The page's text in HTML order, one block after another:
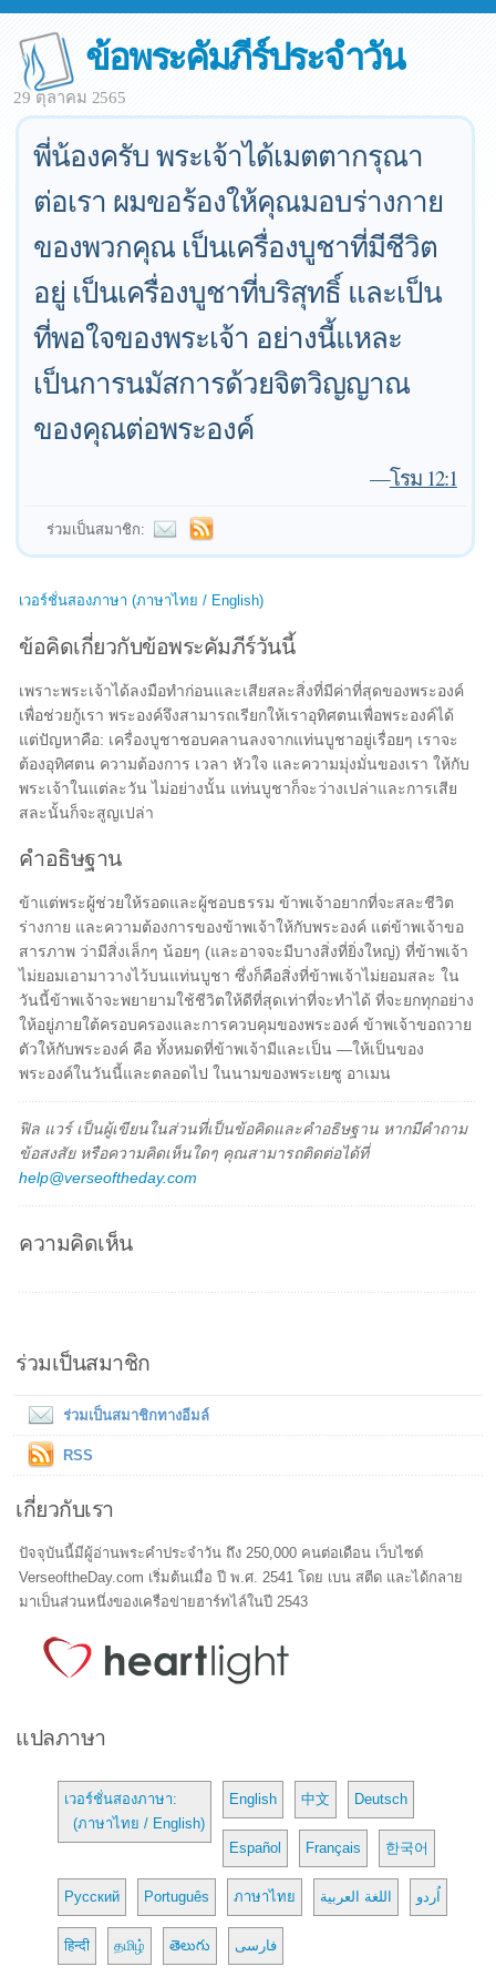
ข้อพระคัมภีร์ประจำวัน
29 ตุลาคม 2565
พี่น้องครับ พระเจ้าได้เมตตากรุณา
ต่อเรา ผมขอร้องให้คุณมอบร่างกาย
ของพวกคุณ เป็นเครื่องบูชาที่มีชีวิต
อยู่ เป็นเครื่องบูชาที่บริสุทธิ์ และเป็น
ที่พอใจของพระเจ้า อย่างนี้แหละ
เป็นการนมัสการด้วยจิตวิญญาณ
ของคุณต่อพระองค์
—โรม 12:1
ร่วมเป็นสมาชิก:
เวอร์ชั่นสองภาษา (ภาษาไทย / English)
ข้อคิดเกี่ยวกับข้อพระคัมภีร์วันนี้
เพราะพระเจ้าได้ลงมือทำก่อนและเสียสละสิ่งที่มีค่าที่สุดของพระองค์
เพื่อช่วยกู้เรา พระองค์จึงสามารถเรียกให้เราอุทิศตนเพื่อพระองค์ได้
แต่ปัญหาคือ: เครื่องบูชาชอบคลานลงจากแท่นบูชาอยู่เรื่อยๆ เราจะ
ต้องอุทิศตน ความต้องการ เวลา หัวใจ และความมุ่งมั่นของเรา ให้กับ
พระเจ้าในแต่ละวัน ไม่อย่างนั้น แท่นบูชาก็จะว่างเปล่าและการเสีย
สละนั้นก็จะสูญเปล่า
คำอธิษฐาน
ข้าแต่พระผู้ช่วยให้รอดและผู้ชอบธรรม ข้าพเจ้าอยากที่จะสละชีวิต
ร่างกาย และความต้องการของข้าพเจ้าให้กับพระองค์ แต่ข้าพเจ้าขอ
สารภาพ ว่ามีสิ่งเล็กๆ น้อยๆ (และอาจจะมีบางสิ่งที่ยิ่งใหญ่) ที่ข้าพเจ้า
ไม่ยอมเอามาวางไว้บนแท่นบูชา ซึ่งก็คือสิ่งที่ข้าพเจ้าไม่ยอมสละ ใน
วันนี้ข้าพเจ้าจะพยายามใช้ชีวิตให้ดีที่สุดเท่าที่จะทำได้ ที่จะยกทุกอย่าง
ให้อยู่ภายใต้ครอบครองและการควบคุมของพระองค์ ข้าพเจ้าขอถวาย
ตัวให้กับพระองค์ คือ ทั้งหมดที่ข้าพเจ้ามีและเป็น —ให้เป็นของ
พระองค์ในวันนี้และตลอดไป ในนามของพระเยซู อาเมน
ฟิล แวร์ เป็นผู้เขียนในส่วนที่เป็นข้อคิดและคำอธิษฐาน หากมีคำถาม
ข้อสงสัย หรือความคิดเห็นใดๆ คุณสามารถติดต่อได้ที่
help@verseoftheday.com
ความคิดเห็น
ร่วมเป็นสมาชิก
ร่วมเป็นสมาชิกทางอีมล์
RSS
เกี่ยวกับเรา
ปัจจุบันนี้มีผู้อ่านพระคำประจำวัน ถึง 250,000 คนต่อเดือน เว็บไซต์
VerseoftheDay.com เริ่มต้นเมื่อ ปี พ.ศ. 2541 โดย เบน สตีด และได้กลาย
มาเป็นส่วนหนึ่งของเครือข่ายฮาร์ทไล์ในปี 2543
แปลภาษา
เวอร์ชั่นสองภาษา:
(ภาษาไทย / English)
English 中文 Deutsch
Español Français 한국어
Русский Português ภาษาไทย اللغة العربية اُردو
हिन्दी தமிழ் తెలుగు فارسی